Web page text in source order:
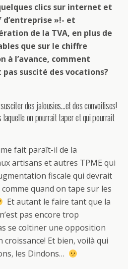
clics sur internet et
d’entreprise »!- et
de la TVA, en plus de
que sur le chiffre
à l’avance, comment
pas suscité des vocations?
des jalousies…et des convoitises!
on pourrait taper et qui pourrait
fait paraît-il de la
artisans et autres TPME qui
fiscale qui devrait
quand on tape sur les
Et autant le faire tant que la
pas encore trop
se coltiner une opposition
Et bien, voilà qui
les Dindons…